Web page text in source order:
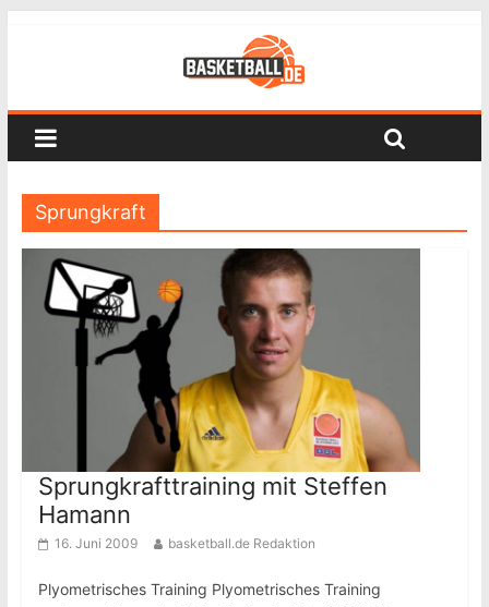
Sprungkraft
Sprungkrafttraining mit Steffen
Hamann
16. Juni 2009 basketball.de Redaktion
Plyometrisches Training Plyometrisches Training